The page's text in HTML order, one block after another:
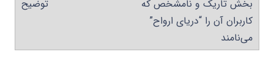
بخش تاریک و نامشخص که
کاربران آن را “دریای ارواح”
می‌نامند